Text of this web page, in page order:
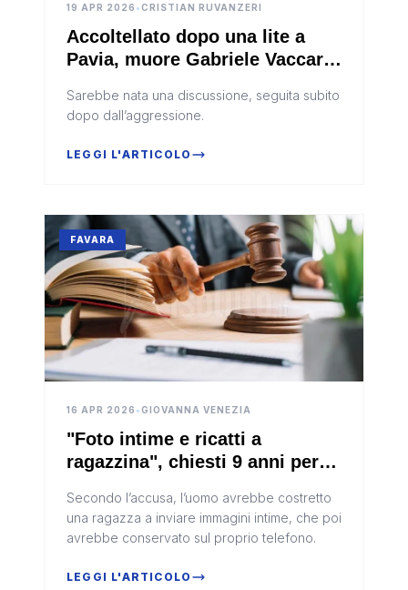
19 APR 2026 •CRISTIAN RUVANZERI
Accoltellato dopo una lite a
Pavia, muore Gabriele Vaccaro
Sarebbe nata una discussione, seguita subito
dopo dall’aggressione.
LEGGI L'ARTICOLO
FAVARA
16 APR 2026 •GIOVANNA VENEZIA
"Foto intime e ricatti a
ragazzina", chiesti 9 anni per
Secondo l’accusa, l’uomo avrebbe costretto
una ragazza a inviare immagini intime, che poi
avrebbe conservato sul proprio telefono.
LEGGI L'ARTICOLO